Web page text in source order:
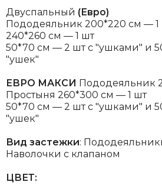
Двуспальный (Евро)
Пододеяльник 200*220 см — 1
240*260 см — 1 шт
50*70 см — 2 шт с "ушками" и
"ушек"
ЕВРО МАКСИ Пододеяльник
Простыня 260*300 см — 1 шт
50*70 см — 2 шт с "ушками" и
"ушек"
Вид застежки:
Наволочки с клапаном
ЦВЕТ: